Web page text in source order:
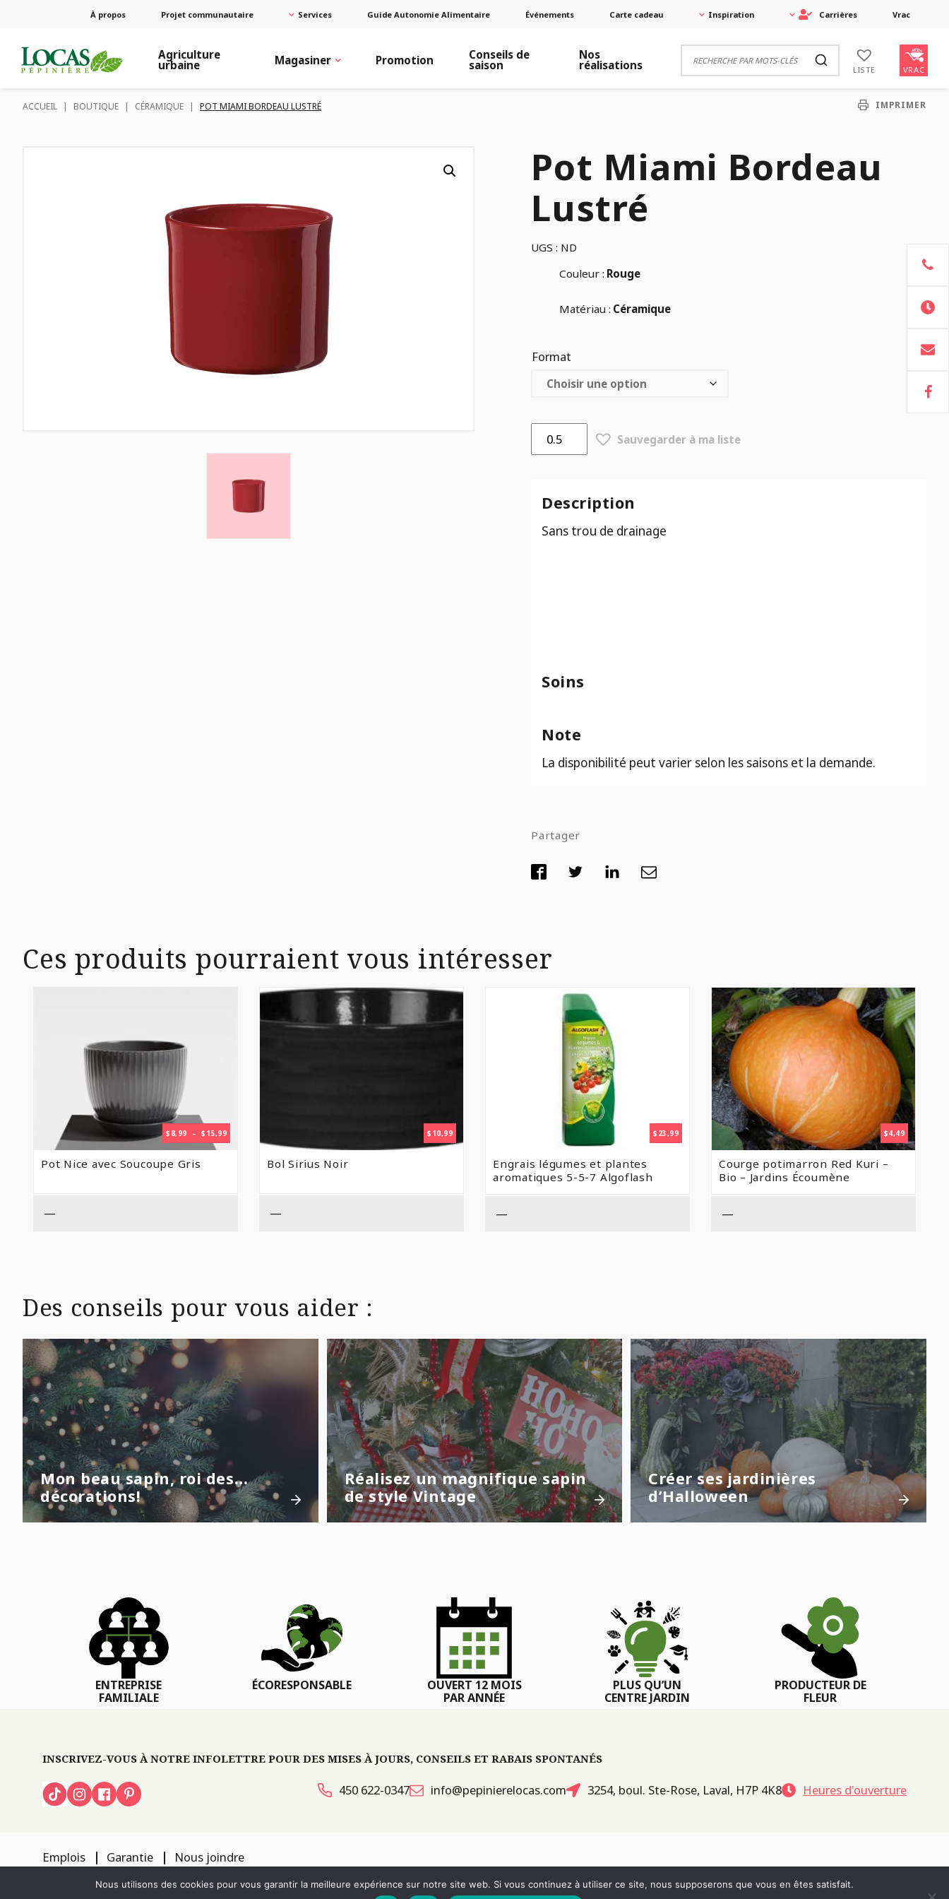
À propos Projet communautaire Services Guide Autonomie Alimentaire Événements Carte cadeau Inspiration Carrières Vrac
Agriculture
urbaine Magasiner Promotion Conseils de
saison
Nos
réalisations LISTE VRAC
ACCUEIL | BOUTIQUE | CÉRAMIQUE | POT MIAMI BORDEAU LUSTRÉ IMPRIMER
Pot Miami Bordeau
Lustré
UGS : ND
Couleur : Rouge
Matériau : Céramique
Format
Bordeau
Sauvegarder à ma liste
Description
Sans trou de drainage
Soins
Note
La disponibilité peut varier selon les saisons et la demande.
Partager
Ces produits pourraient vous intéresser
$ 8,99 – $ 15,99PLAGE
DE
Pot Nice avec Soucoupe Gris
—
$ 10,99
Bol Sirius Noir
—
$ 23,99
Engrais légumes et plantes
aromatiques 5-5-7 Algoflash
—
$4,49
Courge potimarron Red Kuri –
Bio – Jardins Écoumène
—
Des conseils pour vous aider :
Mon beau sapin, roi des…
décorations!
Réalisez un magnifique sapin
de style Vintage
Créer ses jardinières
d’Halloween
ENTREPRISE
FAMILIALE
ÉCORESPONSABLE
OUVERT 12 MOIS
PAR ANNÉE
PLUS QU’UN
CENTRE JARDIN
PRODUCTEUR DE
FLEUR
INSCRIVEZ-VOUS À NOTRE INFOLETTRE POUR DES MISES À JOURS, CONSEILS ET RABAIS SPONTANÉS
450 622-0347 info@pepinierelocas.com 3254, boul. Ste-Rose, Laval, H7P 4K8 Heures d'ouverture
Emplois Garantie Nous joindre
TOUS DROITS RÉSERVÉS 2026 PÉPINIÈRE LOCAS CONCEPTION DE SITES WEB :PAR DESIGN, AGENCE WEBRÉVOQUER LE CONSENTEMENT POLITIQUE DE CONFIDENTIALITÉ
Nous utilisons des cookies pour vous garantir la meilleure expérience sur notre site web. Si vous continuez à utiliser ce site, nous supposerons que vous en êtes satisfait.